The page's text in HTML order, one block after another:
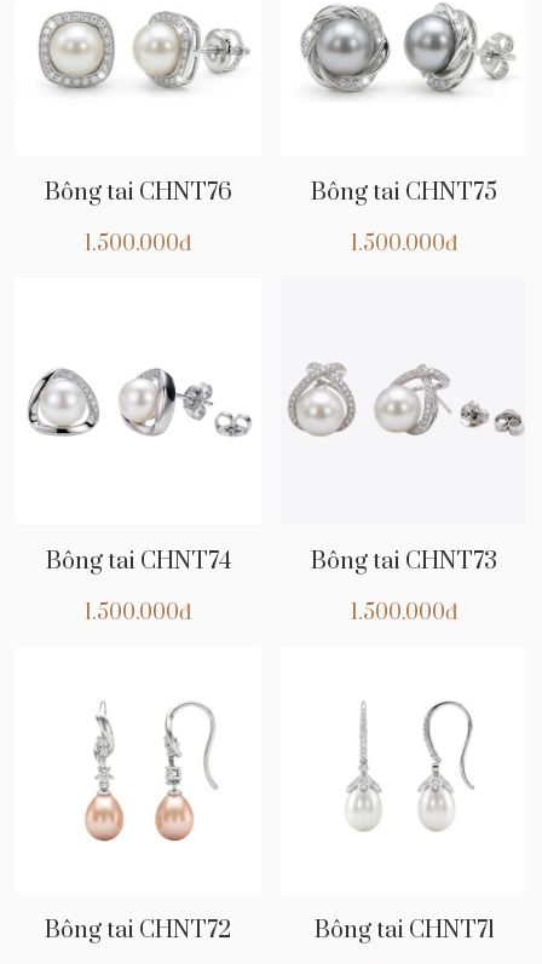
Bông tai CHNT76
1.500.000đ
Bông tai CHNT75
1.500.000đ
Bông tai CHNT74
1.500.000đ
Bông tai CHNT73
1.500.000đ
Bông tai CHNT72 Bông tai CHNT71